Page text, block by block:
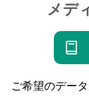
メデ
ご希望のデー